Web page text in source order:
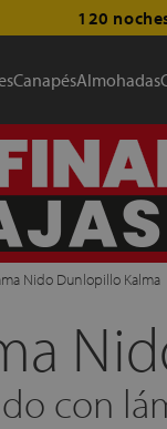
120
CanapésAlmohadas
Nido Dunlopillo Kalma
con